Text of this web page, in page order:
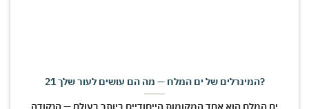
21 המינרלים של ים המלח — מה הם עושים לעור שלך?
ים המלח הוא אחד המקומות הייחודיים ביותר בעולם — הנקודה